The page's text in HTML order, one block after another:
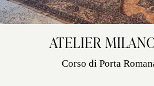
ATELIER
Corso di Porta